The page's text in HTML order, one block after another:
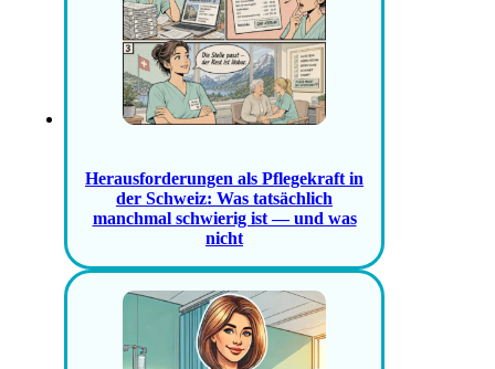
Herausforderungen als Pflegekraft in
der Schweiz: Was tatsächlich
manchmal schwierig ist — und was
nicht